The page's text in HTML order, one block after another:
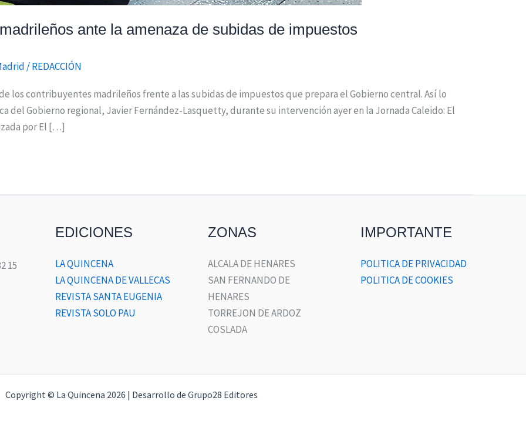
ante la amenaza de subidas de impuestos
/REDACCIÓN
los contribuyentes madrileños frente a las subidas de impuestos que prepara el Gobierno central. Así lo
del Gobierno regional, Javier Fernández-Lasquetty, durante su intervención ayer en la Jornada Caleido: El
por El […]
15
EDICIONES
LA QUINCENA
LA QUINCENA DE VALLECAS
REVISTA SANTA EUGENIA
REVISTA SOLO PAU
ZONAS
ALCALA DE HENARES
SAN FERNANDO DE
HENARES
TORREJON DE ARDOZ
COSLADA
IMPORTANTE
POLITICA DE PRIVACIDAD
POLITICA DE COOKIES
Copyright © La Quincena 2026 | Desarrollo de Grupo28 Editores